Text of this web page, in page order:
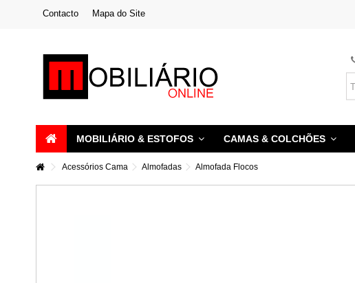
Contacto Mapa do Site
MOBILIÁRIO & ESTOFOS CAMAS & COLCHÕES
Acessórios Cama Almofadas Almofada Flocos